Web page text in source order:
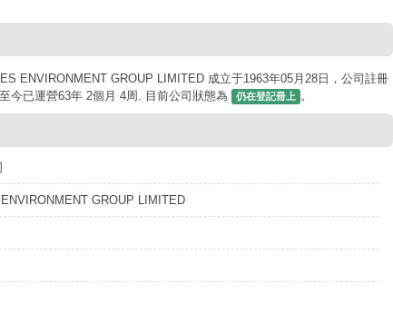
ENVIRONMENT GROUP LIMITED 成立于1963年05月28日，公司註冊
今已運營63年 2個月 4周. 目前公司狀態為
仍在登記冊上 。
GROUP LIMITED